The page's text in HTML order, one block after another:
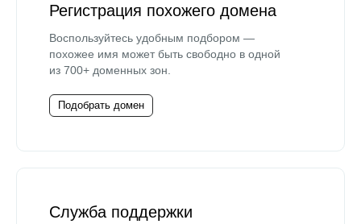
Регистрация похожего домена
Воспользуйтесь удобным подбором —
похожее имя может быть свободно в одной
из 700+ доменных зон.
Подобрать домен
Служба поддержки